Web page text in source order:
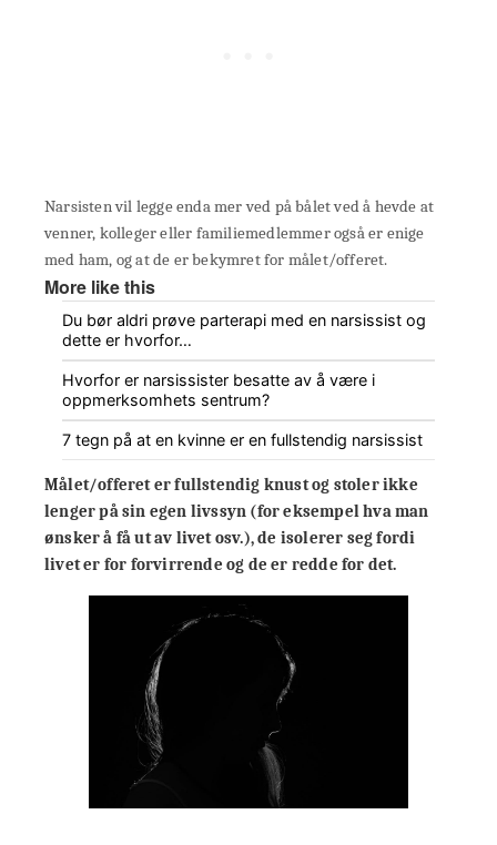
Narsisten vil legge enda mer ved på bålet ved å hevde at
venner, kolleger eller familiemedlemmer også er enige
med ham, og at de er bekymret for målet/offeret.
More like this
Du bør aldri prøve parterapi med en narsissist og
dette er hvorfor…
Hvorfor er narsissister besatte av å være i
oppmerksomhets sentrum?
7 tegn på at en kvinne er en fullstendig narsissist
Målet/offeret er fullstendig knust og stoler ikke
lenger på sin egen livssyn (for eksempel hva man
ønsker å få ut av livet osv.), de isolerer seg fordi
livet er for forvirrende og de er redde for det.